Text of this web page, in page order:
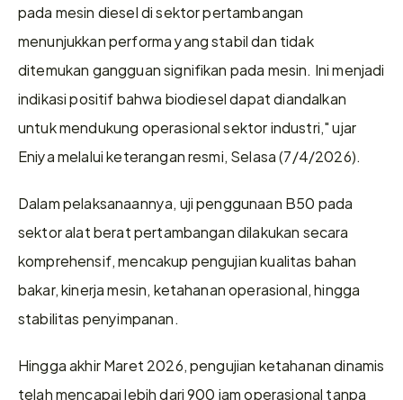
pada mesin diesel di sektor pertambangan
menunjukkan performa yang stabil dan tidak
ditemukan gangguan signifikan pada mesin. Ini menjadi
indikasi positif bahwa biodiesel dapat diandalkan
untuk mendukung operasional sektor industri," ujar
Eniya melalui keterangan resmi, Selasa (7/4/2026).
Dalam pelaksanaannya, uji penggunaan B50 pada
sektor alat berat pertambangan dilakukan secara
komprehensif, mencakup pengujian kualitas bahan
bakar, kinerja mesin, ketahanan operasional, hingga
stabilitas penyimpanan.
Hingga akhir Maret 2026, pengujian ketahanan dinamis
telah mencapai lebih dari 900 jam operasional tanpa